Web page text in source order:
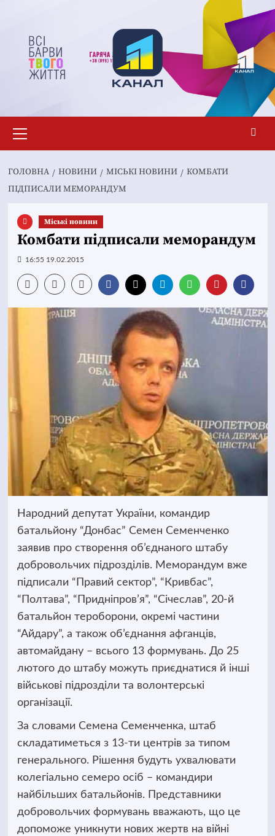
вмісту
меню
ГОЛОВНА НОВИНИ MІСЬКІ НОВИНИ
КОМБАТИ
ПІДПИСАЛИ МЕМОРАНДУМ
Mіські новини
Комбати підписали меморандум
16:55 19.02.2015
Народний депутат України, командир
батальйону “Донбас” Семен Семенченко
заявив про створення об’єднаного штабу
добровольчих підрозділів. Меморандум вже
підписали “Правий сектор”, “Кривбас”,
“Полтава”, “Придніпров’я”, “Січеслав”, 20-й
батальйон тероборони, окремі частини
“Айдару”, а також об’єднання афганців,
автомайдану – всього 13 формувань. До 25
лютого до штабу можуть приєднатися й інші
військові підрозділи та волонтерські
організації.
За словами Семена Семенченка, штаб
складатиметься з 13-ти центрів за типом
генерального. Рішення будуть ухвалювати
колегіально семеро осіб – командири
найбільших батальйонів. Представники
добровольчих формувань вважають, що це
допоможе уникнути нових жертв на війні